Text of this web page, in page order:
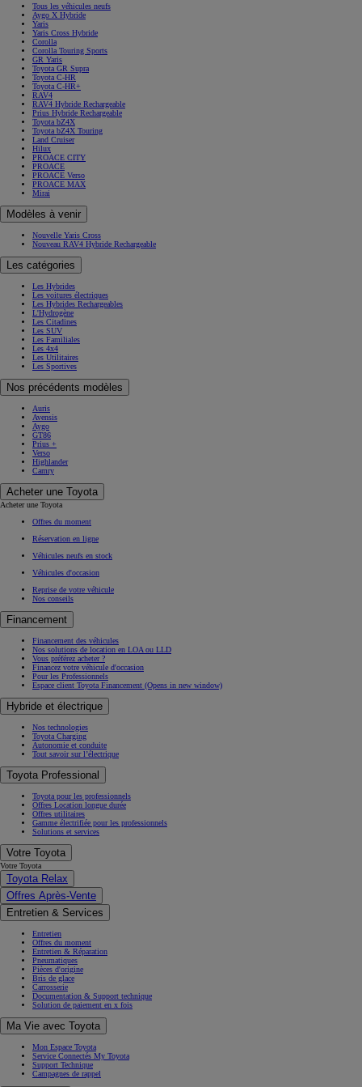
Tous les véhicules neufs
Aygo X Hybride
Yaris
Yaris Cross Hybride
Corolla
Corolla Touring Sports
GR Yaris
Toyota GR Supra
Toyota C-HR
Toyota C-HR+
RAV4
RAV4 Hybride Rechargeable
Prius Hybride Rechargeable
Toyota bZ4X
Toyota bZ4X Touring
Land Cruiser
Hilux
PROACE CITY
PROACE
PROACE Verso
PROACE MAX
Mirai
Modèles à venir
Nouvelle Yaris Cross
Nouveau RAV4 Hybride Rechargeable
Les catégories
Les Hybrides
Les voitures électriques
Les Hybrides Rechargeables
L'Hydrogène
Les Citadines
Les SUV
Les Familiales
Les 4x4
Les Utilitaires
Les Sportives
Nos précédents modèles
Auris
Avensis
Aygo
GT86
Prius +
Verso
Highlander
Camry
Acheter une Toyota
Acheter une Toyota
Offres du moment
Réservation en ligne
Véhicules neufs en stock
Véhicules d'occasion
Reprise de votre véhicule
Nos conseils
Financement
Financement des véhicules
Nos solutions de location en LOA ou LLD
Vous préférez acheter ?
Financez votre véhicule d'occasion
Pour les Professionnels
Espace client Toyota Financement (Opens in new window)
Hybride et électrique
Nos technologies
Toyota Charging
Autonomie et conduite
Tout savoir sur l’électrique
Toyota Professional
Toyota pour les professionnels
Offres Location longue durée
Offres utilitaires
Gamme électrifiée pour les professionnels
Solutions et services
Votre Toyota
Votre Toyota
Toyota Relax
Offres Après-Vente
Entretien & Services
Entretien
Offres du moment
Entretien & Réparation
Pneumatiques
Pièces d'origine
Bris de glace
Carrosserie
Documentation & Support technique
Solution de paiement en x fois
Ma Vie avec Toyota
Mon Espace Toyota
Service Connectés My Toyota
Support Technique
Campagnes de rappel